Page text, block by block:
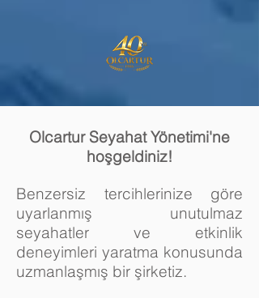
Olcartur Seyahat Yönetimi'ne
hoşgeldiniz!
Benzersiz tercihlerinize göre
uyarlanmış unutulmaz
seyahatler ve etkinlik
deneyimleri yaratma konusunda
uzmanlaşmış bir şirketiz.